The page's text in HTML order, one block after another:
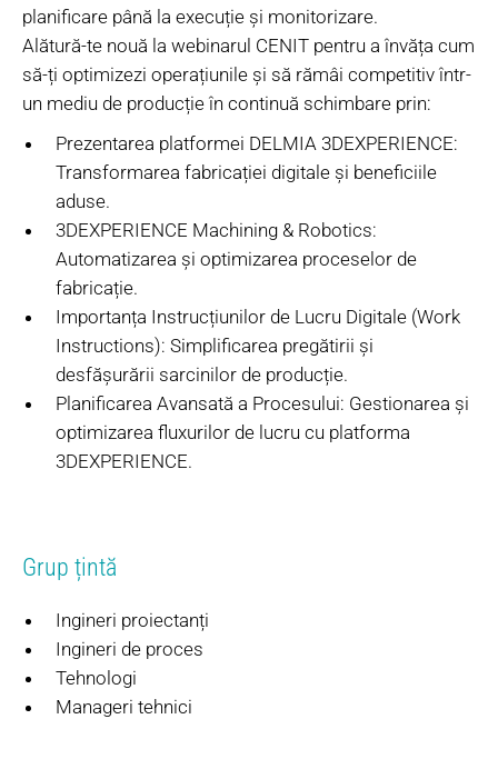
planificare până la execuție și monitorizare.
Alătură-te nouă la webinarul CENIT pentru a învăța cum
să-ți optimizezi operațiunile și să rămâi competitiv într-
un mediu de producție în continuă schimbare prin:
Prezentarea platformei DELMIA 3DEXPERIENCE:
Transformarea fabricației digitale și beneficiile
aduse.
3DEXPERIENCE Machining & Robotics:
Automatizarea și optimizarea proceselor de
fabricație.
Importanța Instrucțiunilor de Lucru Digitale (Work
Instructions): Simplificarea pregătirii și
desfășurării sarcinilor de producție.
Planificarea Avansată a Procesului: Gestionarea și
optimizarea fluxurilor de lucru cu platforma
3DEXPERIENCE.
Grup țintă
Ingineri proiectanți
Ingineri de proces
Tehnologi
Manageri tehnici